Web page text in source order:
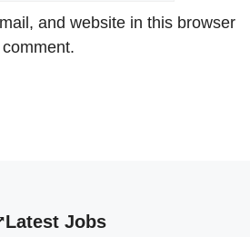
and website in this browser
Latest Jobs